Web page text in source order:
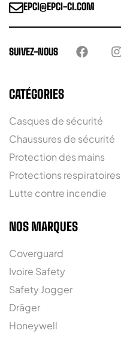
EPCI@EPCI-CI.COM
SUIVEZ-NOUS
CATÉGORIES
Casques de sécurité
Chaussures de sécurité
Protection des mains
Protections respiratoires
Lutte contre incendie
NOS MARQUES
Coverguard
Ivoire Safety
Safety Jogger
Dräger
Honeywell